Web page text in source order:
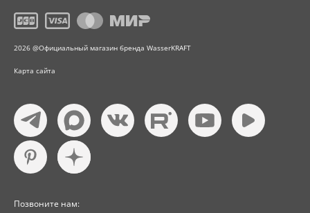
2026 @Официальный магазин бренда WasserKRAFT
Карта сайта
Позвоните нам: